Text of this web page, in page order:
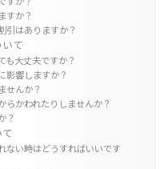
すか？
引はありますか？
て
も大丈夫ですか？
影響しますか？
せんか？
らかわれたりしませんか？
？
ない時はどうすればいいです